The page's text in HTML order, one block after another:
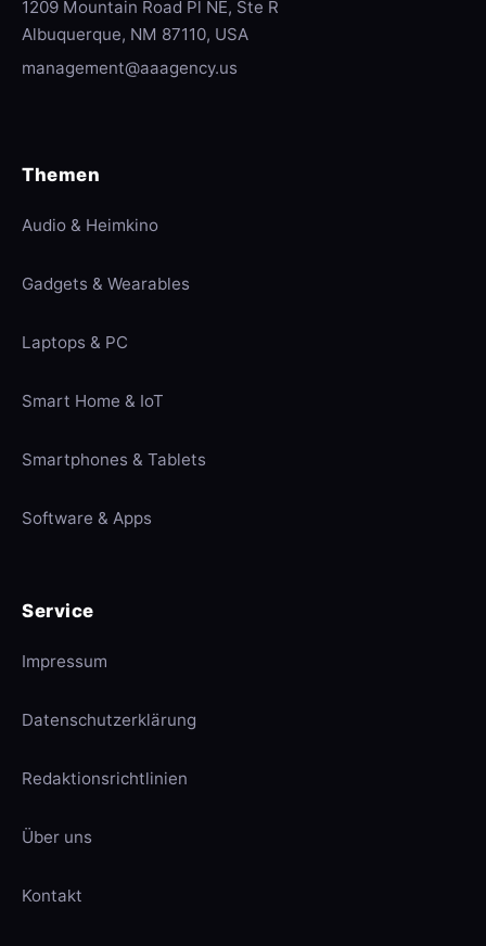
1209 Mountain Road Pl NE, Ste R
Albuquerque, NM 87110, USA
management@aaagency.us
Themen
Audio & Heimkino
Gadgets & Wearables
Laptops & PC
Smart Home & IoT
Smartphones & Tablets
Software & Apps
Service
Impressum
Datenschutzerklärung
Redaktionsrichtlinien
Über uns
Kontakt